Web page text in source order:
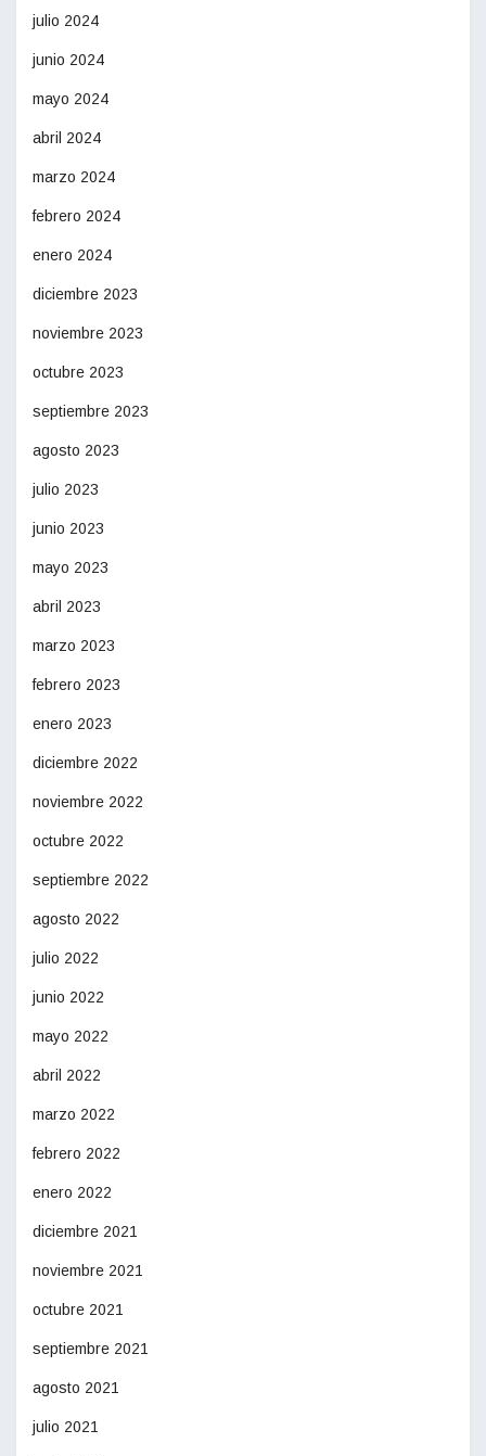
julio 2024
junio 2024
mayo 2024
abril 2024
marzo 2024
febrero 2024
enero 2024
diciembre 2023
noviembre 2023
octubre 2023
septiembre 2023
agosto 2023
julio 2023
junio 2023
mayo 2023
abril 2023
marzo 2023
febrero 2023
enero 2023
diciembre 2022
noviembre 2022
octubre 2022
septiembre 2022
agosto 2022
julio 2022
junio 2022
mayo 2022
abril 2022
marzo 2022
febrero 2022
enero 2022
diciembre 2021
noviembre 2021
octubre 2021
septiembre 2021
agosto 2021
julio 2021